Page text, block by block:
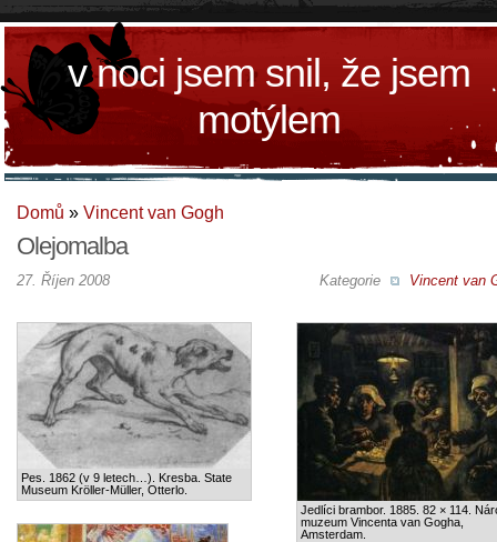
v noci jsem snil, že jsem
motýlem
Domů » Vincent van Gogh
Olejomalba
Kategorie Vincent van
27. Říjen 2008
Pes. 1862 (v 9 letech…). Kresba. State
Museum Kröller-Müller, Otterlo.
Jedlíci brambor. 1885. 82 × 114.
muzeum Vincenta van Gogha,
Amsterdam.